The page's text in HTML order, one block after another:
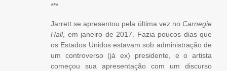
***
Jarrett se apresentou pela última vez no Carnegie
Hall, em janeiro de 2017. Fazia poucos dias que
os Estados Unidos estavam sob administração de
um controverso (já ex) presidente, e o artista
começou sua apresentação com um discurso